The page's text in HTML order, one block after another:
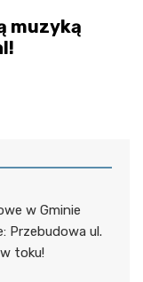
muzyką
w Gminie
Przebudowa ul.
toku!